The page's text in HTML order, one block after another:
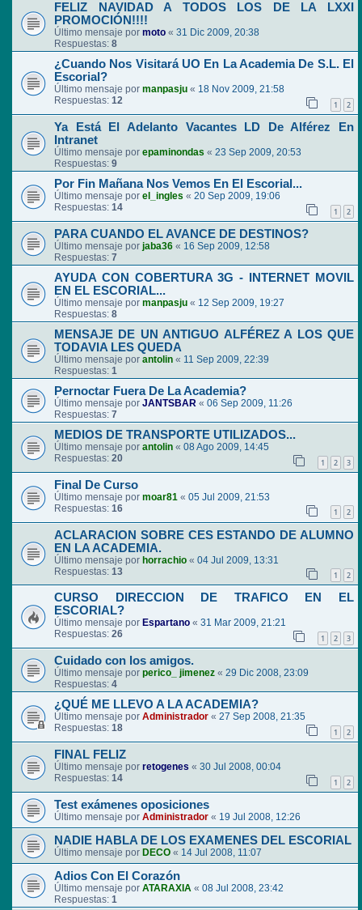
FELIZ NAVIDAD A TODOS LOS DE LA LXXI
PROMOCIÓN!!!!
Último mensaje por moto « 31 Dic 2009, 20:38
Respuestas: 8
¿Cuando Nos Visitará UO En La Academia De S.L. El
Escorial?
Último mensaje por manpasju « 18 Nov 2009, 21:58
Respuestas: 12 1 2
Ya Está El Adelanto Vacantes LD De Alférez En
Intranet
Último mensaje por epaminondas « 23 Sep 2009, 20:53
Respuestas: 9
Por Fin Mañana Nos Vemos En El Escorial...
Último mensaje por el_ingles « 20 Sep 2009, 19:06
Respuestas: 14 1 2
PARA CUANDO EL AVANCE DE DESTINOS?
Último mensaje por jaba36 « 16 Sep 2009, 12:58
Respuestas: 7
AYUDA CON COBERTURA 3G - INTERNET MOVIL
EN EL ESCORIAL...
Último mensaje por manpasju « 12 Sep 2009, 19:27
Respuestas: 8
MENSAJE DE UN ANTIGUO ALFÉREZ A LOS QUE
TODAVIA LES QUEDA
Último mensaje por antolin « 11 Sep 2009, 22:39
Respuestas: 1
Pernoctar Fuera De La Academia?
Último mensaje por JANTSBAR « 06 Sep 2009, 11:26
Respuestas: 7
MEDIOS DE TRANSPORTE UTILIZADOS...
Último mensaje por antolin « 08 Ago 2009, 14:45
Respuestas: 20 1 2 3
Final De Curso
Último mensaje por moar81 « 05 Jul 2009, 21:53
Respuestas: 16 1 2
ACLARACION SOBRE CES ESTANDO DE ALUMNO
EN LA ACADEMIA.
Último mensaje por horrachio « 04 Jul 2009, 13:31
Respuestas: 13 1 2
CURSO DIRECCION DE TRAFICO EN EL
ESCORIAL?
Último mensaje por Espartano « 31 Mar 2009, 21:21
Respuestas: 26 1 2 3
Cuidado con los amigos.
Último mensaje por perico_ jimenez « 29 Dic 2008, 23:09
Respuestas: 4
¿QUÉ ME LLEVO A LA ACADEMIA?
Último mensaje por Administrador « 27 Sep 2008, 21:35
Respuestas: 18 1 2
FINAL FELIZ
Último mensaje por retogenes « 30 Jul 2008, 00:04
Respuestas: 14 1 2
Test exámenes oposiciones
Último mensaje por Administrador « 19 Jul 2008, 12:26
NADIE HABLA DE LOS EXAMENES DEL ESCORIAL
Último mensaje por DECO « 14 Jul 2008, 11:07
Adios Con El Corazón
Último mensaje por ATARAXIA « 08 Jul 2008, 23:42
Respuestas: 1